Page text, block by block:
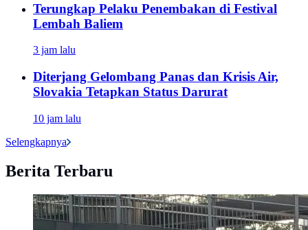
Terungkap Pelaku Penembakan di Festival
Lembah Baliem
3 jam lalu
Diterjang Gelombang Panas dan Krisis Air,
Slovakia Tetapkan Status Darurat
10 jam lalu
Selengkapnya
Berita Terbaru